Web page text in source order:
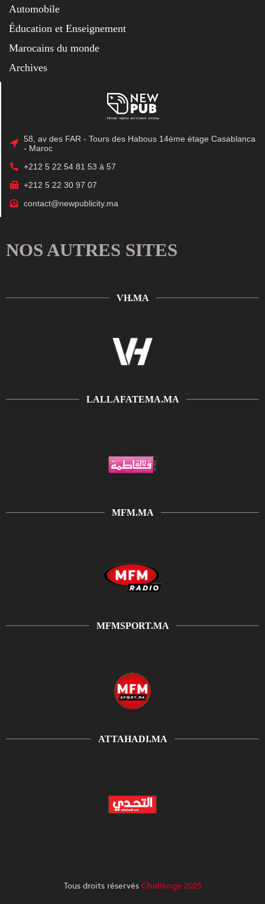
Automobile
Éducation et Enseignement
Marocains du monde
Archives
58, av des FAR - Tours des Habous 14ème étage Casablanca
- Maroc
+212 5 22 54 81 53 à 57
+212 5 22 30 97 07
contact@newpublicity.ma
NOS AUTRES SITES
VH.MA
LALLAFATEMA.MA
MFM.MA
MFMSPORT.MA
ATTAHADI.MA
Tous droits réservés Challenge 2025